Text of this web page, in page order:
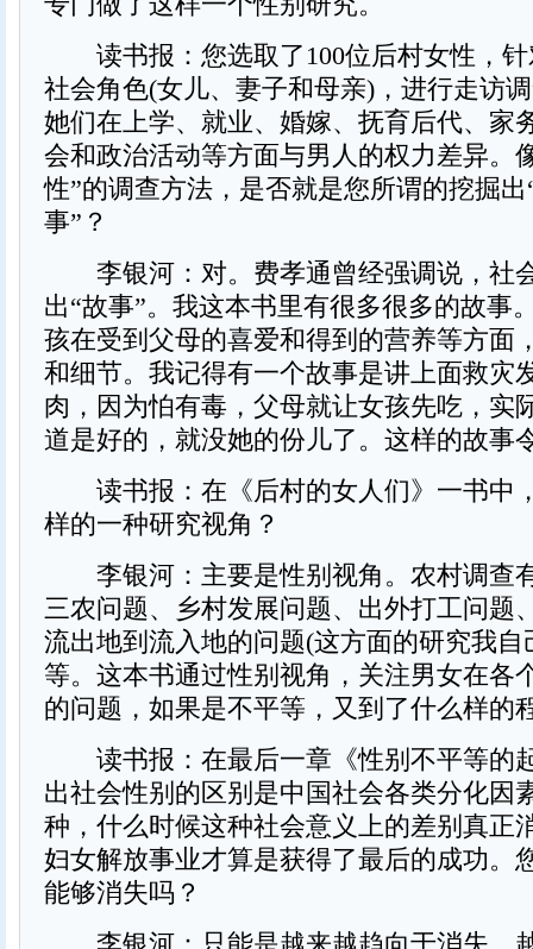
读书报：您选取了100位后村女性，针
社会角色(女儿、妻子和母亲)，进行走访
她们在上学、就业、婚嫁、抚育后代、家
会和政治活动等方面与男人的权力差异。
性”的调查方法，是否就是您所谓的挖掘
事”？
李银河：对。费孝通曾经强调说，社
出“故事”。我这本书里有很多很多的故事
孩在受到父母的喜爱和得到的营养等方面
和细节。我记得有一个故事是讲上面救灾
肉，因为怕有毒，父母就让女孩先吃，实
道是好的，就没她的份儿了。这样的故事
读书报：在《后村的女人们》一书中
样的一种研究视角？
李银河：主要是性别视角。农村调查
三农问题、乡村发展问题、出外打工问题
流出地到流入地的问题(这方面的研究我自
等。这本书通过性别视角，关注男女在各
的问题，如果是不平等，又到了什么样的
读书报：在最后一章《性别不平等的
出社会性别的区别是中国社会各类分化因
种，什么时候这种社会意义上的差别真正
妇女解放事业才算是获得了最后的成功。
能够消失吗？